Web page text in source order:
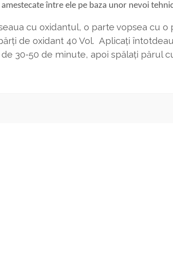
între ele pe baza unor nevoi
cu oxidantul, o parte vopsea cu
de oxidant 40 Vol. Aplicați
30-50 de minute, apoi spălați părul